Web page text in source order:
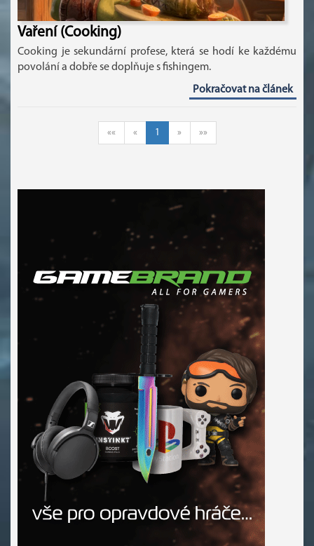
Vaření (Cooking)
Cooking je sekundární profese, která se hodí ke každému
povolání a dobře se doplňuje s fishingem.
Pokračovat na článek
«« « 1 » »»